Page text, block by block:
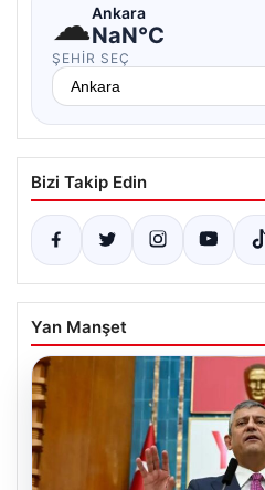
☁Ankara
NaN°C
ŞEHIR SEÇ
Bizi Takip Edin
Yan Manşet